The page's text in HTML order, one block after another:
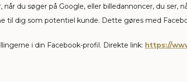
du søger på Google, eller billedannoncer, du ser,
dig som potentiel kunde. Dette gøres med
i din Facebook-profil. Direkte link: https://